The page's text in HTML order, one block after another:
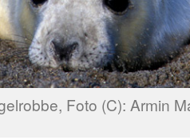
Foto (C): Armin